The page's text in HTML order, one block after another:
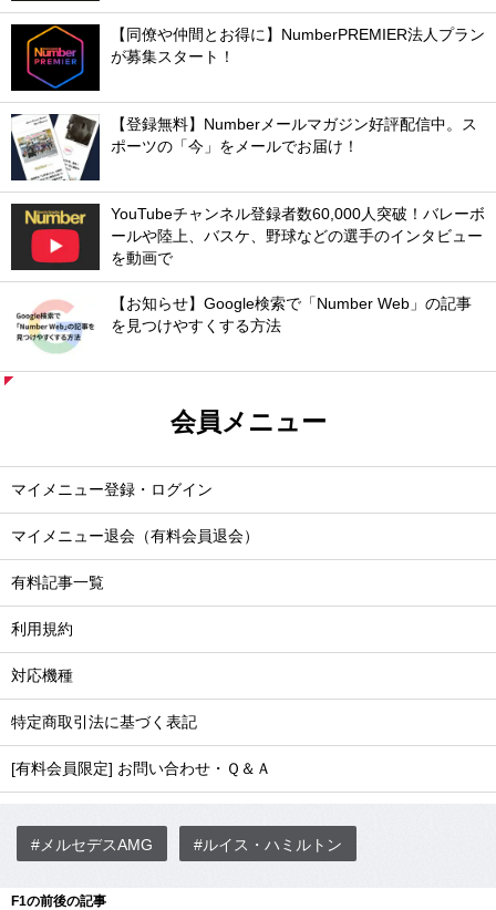
【同僚や仲間とお得に】NumberPREMIER法人プラン
が募集スタート！
【登録無料】Numberメールマガジン好評配信中。ス
ポーツの「今」をメールでお届け！
YouTubeチャンネル登録者数60,000人突破！バレーボ
ールや陸上、バスケ、野球などの選手のインタビュー
を動画で
【お知らせ】Google検索で「Number Web」の記事
を見つけやすくする方法
会員メニュー
マイメニュー登録・ログイン
マイメニュー退会（有料会員退会）
有料記事一覧
利用規約
対応機種
特定商取引法に基づく表記
[有料会員限定] お問い合わせ・Ｑ＆Ａ
#メルセデスAMG #ルイス・ハミルトン
F1の前後の記事